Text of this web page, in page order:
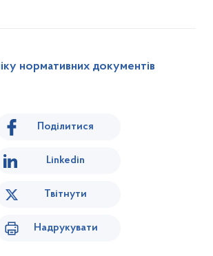
нормативних документів
Поділитися
Linkedin
Твітнути
Надрукувати